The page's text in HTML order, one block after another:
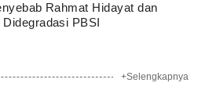
Rahmat Hidayat dan
PBSI
+Selengkapnya